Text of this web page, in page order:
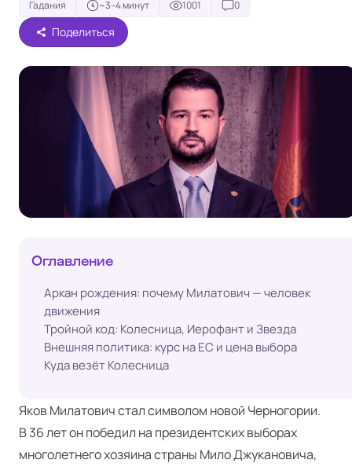
Гадания ~3–4 минут 1001 0
Поделиться
Оглавление
Аркан рождения: почему Милатович — человек
движения
Тройной код: Колесница, Иерофант и Звезда
Внешняя политика: курс на ЕС и цена выбора
Куда везёт Колесница
Яков Милатович стал символом новой Черногории.
В 36 лет он победил на президентских выборах
многолетнего хозяина страны Мило Джукановича,